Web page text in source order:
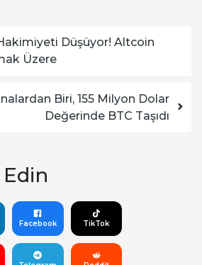
Düşüyor! Altcoin
Üzere
Biri, 155 Milyon Dolar
Değerinde BTC Taşıdı
Facebook TikTok